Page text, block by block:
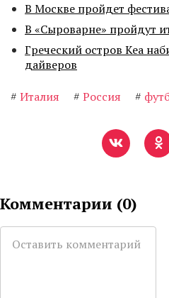
В Москве пройдет
В «Сыроварне» пройдут
Греческий остров Кеа
дайверов
# Италия # Россия #
Комментарии (0)